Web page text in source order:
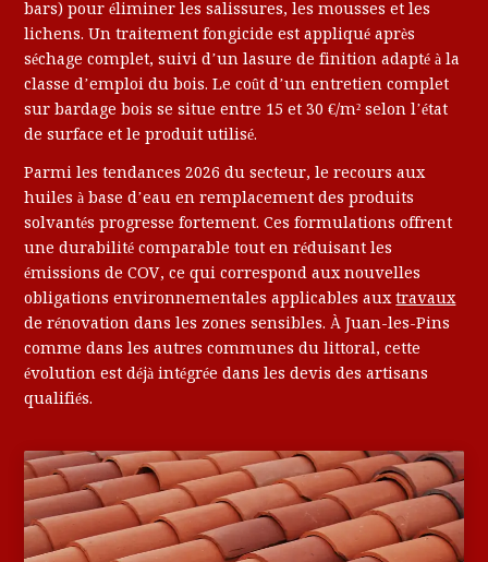
bars) pour éliminer les salissures, les mousses et les
lichens. Un traitement fongicide est appliqué après
séchage complet, suivi d’un lasure de finition adapté à la
classe d’emploi du bois. Le coût d’un entretien complet
sur bardage bois se situe entre 15 et 30 €/m² selon l’état
de surface et le produit utilisé.
Parmi les tendances 2026 du secteur, le recours aux
huiles à base d’eau en remplacement des produits
solvantés progresse fortement. Ces formulations offrent
une durabilité comparable tout en réduisant les
émissions de COV, ce qui correspond aux nouvelles
obligations environnementales applicables auxtravaux
de rénovation dans les zones sensibles. À Juan-les-Pins
comme dans les autres communes du littoral, cette
évolution est déjà intégrée dans les devis des artisans
qualifiés.